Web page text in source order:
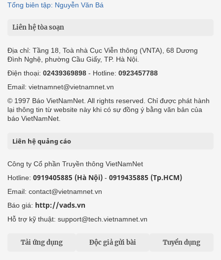
Tổng biên tập: Nguyễn Văn Bá
Liên hệ tòa soạn
Địa chỉ: Tầng 18, Toà nhà Cục Viễn thông (VNTA), 68 Dương
Đình Nghệ, phường Cầu Giấy, TP. Hà Nội.
Điện thoại: 02439369898 - Hotline: 0923457788
Email: vietnamnet@vietnamnet.vn
© 1997 Báo VietNamNet. All rights reserved. Chỉ được phát hành
lại thông tin từ website này khi có sự đồng ý bằng văn bản của
báo VietNamNet.
Liên hệ quảng cáo
Công ty Cổ phần Truyền thông VietNamNet
Hotline: 0919405885 (Hà Nội) - 0919435885 (Tp.HCM)
Email: contact@vietnamnet.vn
Báo giá: http://vads.vn
Hỗ trợ kỹ thuật: support@tech.vietnamnet.vn
Tải ứng dụng Độc giả gửi bài Tuyển dụng